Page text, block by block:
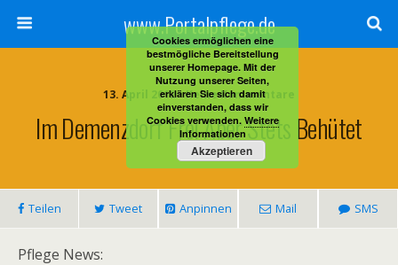
www.Portalpflege.de
13. April 2012 • Keine Kommentare
Im Demenzdorf Frei Aber Stets Behütet
Teilen Tweet Anpinnen Mail SMS
Pflege News:
Cookies ermöglichen eine
bestmögliche Bereitstellung
unserer Homepage. Mit der
Nutzung unserer Seiten,
erklären Sie sich damit
einverstanden, dass wir
Cookies verwenden. Weitere
Informationen
Akzeptieren